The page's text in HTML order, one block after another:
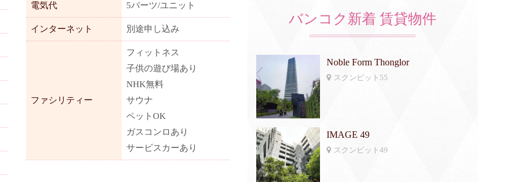
電気代 5バーツ/ユニット
インターネット 別途申し込み
ファシリティー
フィットネス
子供の遊び場あり
NHK無料
サウナ
ペットOK
ガスコンロあり
サービスカーあり
バンコク新着 賃貸物件
Noble Form Thonglor
スクンビット55
IMAGE 49
スクンビット49